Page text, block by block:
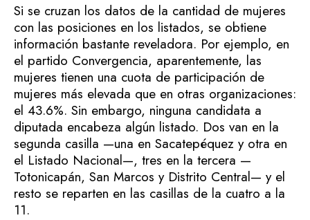
Si se cruzan los datos de la cantidad de mujeres
con las posiciones en los listados, se obtiene
información bastante reveladora. Por ejemplo, en
el partido Convergencia, aparentemente, las
mujeres tienen una cuota de participación de
mujeres más elevada que en otras organizaciones:
el 43.6%. Sin embargo, ninguna candidata a
diputada encabeza algún listado. Dos van en la
segunda casilla —una en Sacatepéquez y otra en
el Listado Nacional—, tres en la tercera —
Totonicapán, San Marcos y Distrito Central— y el
resto se reparten en las casillas de la cuatro a la
11.